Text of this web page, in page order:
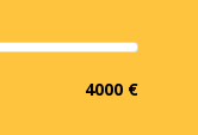
4000 €